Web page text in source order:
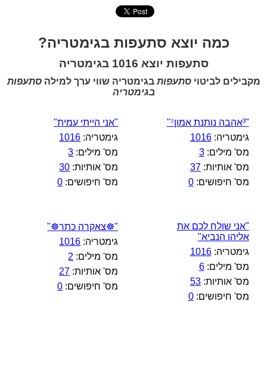
כמה יוצא סתעפות בגימטריה?
סתעפות יוצא 1016 בגימטריה
מקבילים לביטויסתעפות בגימטריה שווי ערך למילהסתעפות
בגימטריה
"³אהבה נותנת אמון⁷"
גימטריה:1016
מס' מילים:3
מס' אותיות:37
מס' חיפושים:0
"אני הייתי עמית"
גימטריה: 1016
מס' מילים: 3
מס' אותיות: 30
מס' חיפושים: 0
"אני שולח לכם את
אליהו הנביא"
גימטריה:1016
מס' מילים:6
מס' אותיות:53
מס' חיפושים:0
"☸צאקרה כתר☸"
גימטריה: 1016
מס' מילים: 2
מס' אותיות: 27
מס' חיפושים: 0